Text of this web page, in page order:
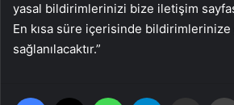
yasal bildirimlerinizi bize iletişim
En kısa süre içerisinde
sağlanılacaktır.”
Facebook WhatsApp Email'den paylaş